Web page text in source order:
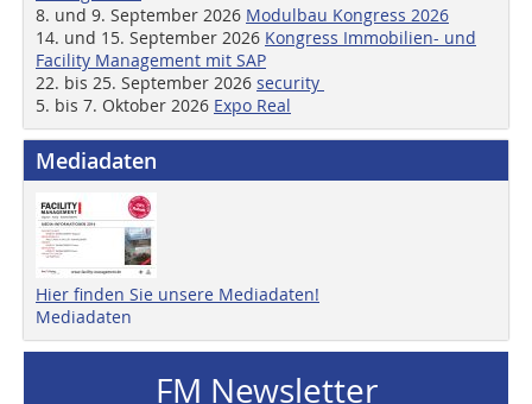
8. und 9. September 2026 Modulbau Kongress 2026
14. und 15. September 2026 Kongress Immobilien- und
Facility Management mit SAP
22. bis 25. September 2026 security
5. bis 7. Oktober 2026 Expo Real
Mediadaten
Hier finden Sie unsere Mediadaten!
Mediadaten
FM Newsletter